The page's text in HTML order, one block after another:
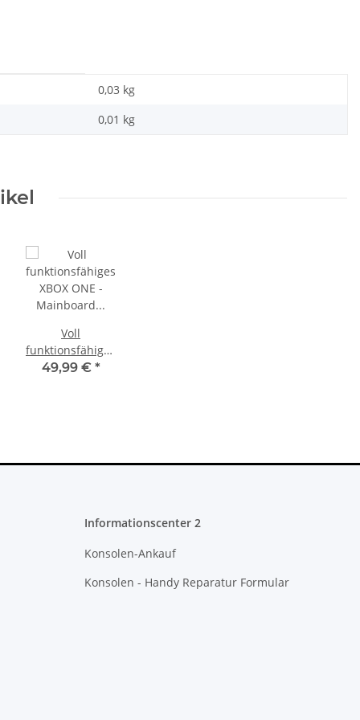
0,03 kg
0,01 kg
Voll
funktionsfähiges
XBOX ONE -
49,99 € *
Informationscenter 2
Konsolen-Ankauf
Konsolen - Handy Reparatur Formular